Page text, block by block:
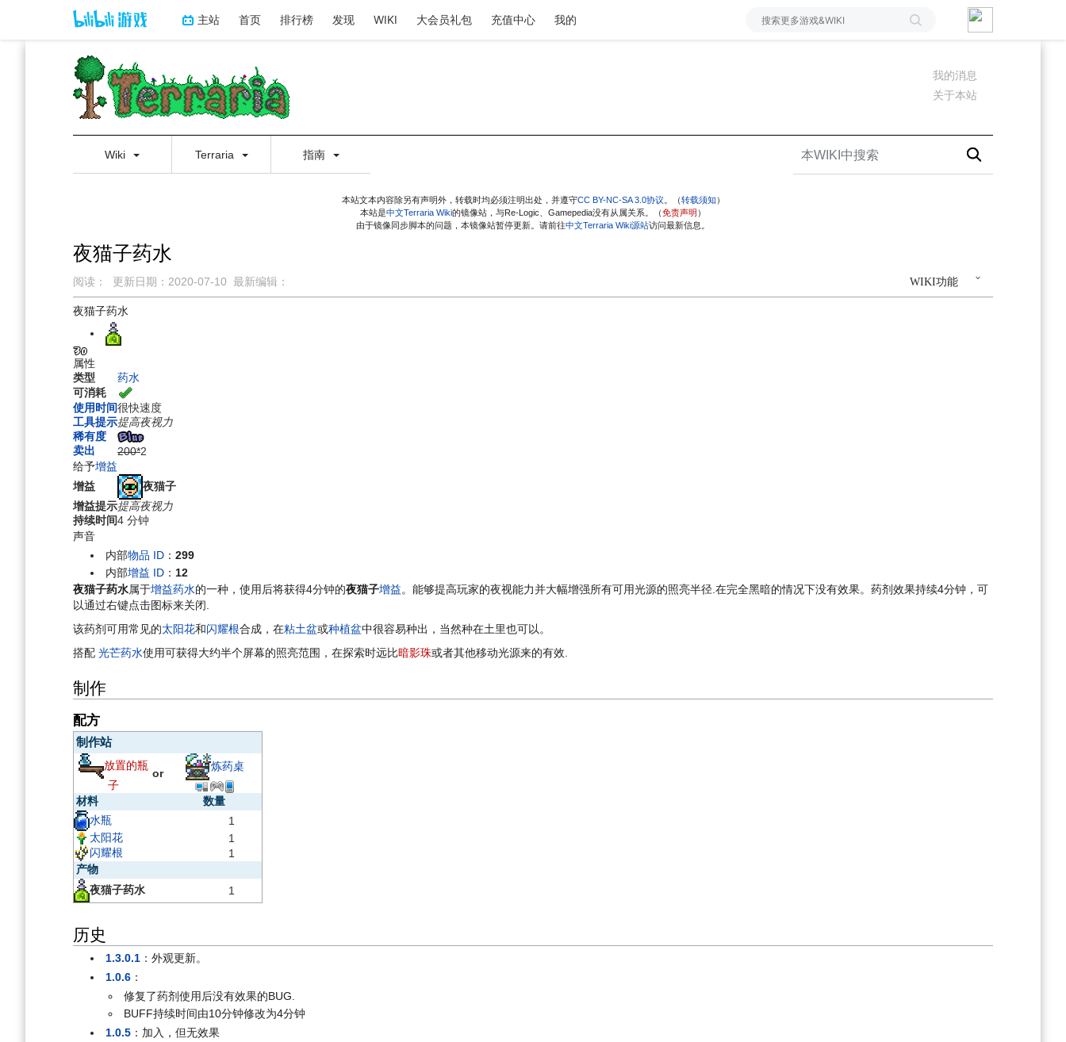
主站 首页 排行榜 发现 WIKI 大会员礼包 充值中心 我的
我的消息
关于本站
Wiki Terraria 指南
本站文本内容除另有声明外，转载时均必须注明出处，并遵守CC BY-NC-SA 3.0协议 。（转载须知 ）
本站是中文Terraria Wiki的镜像站，与Re-Logic、Gamepedia没有从属关系。（免责声明 ）
由于镜像同步脚本的问题，本镜像站暂停更新。请前往中文Terraria Wiki源站访问最新信息。
夜猫子药水
WIKI功能
阅读： 更新日期： 2020-07-10 最新编辑：
跳
航
跳
索
夜猫子药水
属性
类型
药水
可消耗
使用时间很快速度
工具提示提高夜视力
稀有度
卖出
200*2
给予增益
增益
夜猫子
增益提示提高夜视力
持续时间4 分钟
声音
内部物品 ID ：299
内部增益 ID ： 12
夜猫子药水属于增益药水的一种，使用后将获得4分钟的夜猫子增益。能够提高玩家的夜视能力并大幅增强所有可用光源的照亮半径.在完全黑暗的情况下没有效果。药剂效果持续4分钟，可
以通过右键点击图标来关闭.
该药剂可用常见的太阳花和闪耀根合成，在粘土盆或种植盆中很容易种出，当然种在土里也可以。
搭配 光芒药水使用可获得大约半个屏幕的照亮范围，在探索时远比暗影珠或者其他移动光源来的有效.
制作
配方
制作站
放置的瓶
子
or
炼药桌
材料
数量
水瓶
1
太阳花
1
闪耀根
1
产物
夜猫子药水
1
历史
1.3.0.1 ：外观更新。
1.0.6 ：
修复了药剂使用后没有效果的BUG.
BUFF持续时间由10分钟修改为4分钟
1.0.5 ：加入，但无效果